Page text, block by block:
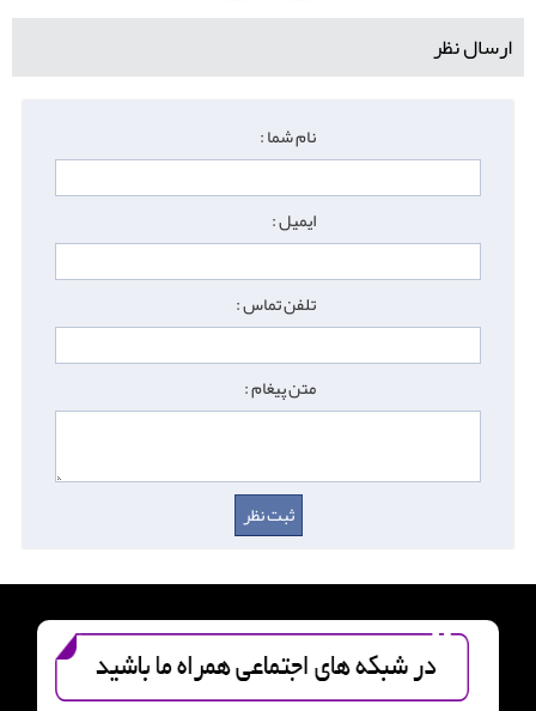
ارسال نظر
نام شما :
ایمیل :
تلفن تماس :
متن پیغام :